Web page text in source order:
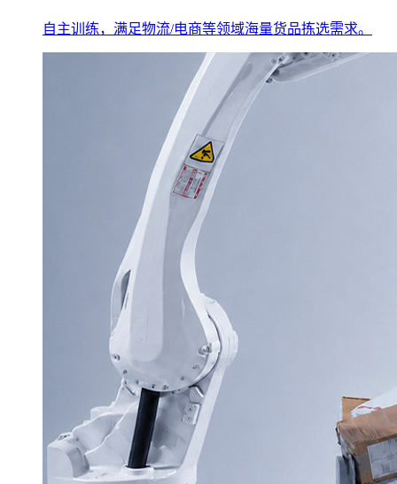
自主训练，满足物流/电商等领域海量货品拣选需求。